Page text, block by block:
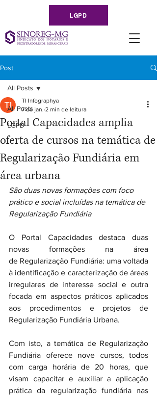
LGPD
Post
All Posts
LGPD
All Posts
Portal Capacidades amplia
oferta de cursos na temática de
Regularização Fundiária em
área urbana
TI Infographya
7 de jan. 2 min de leitura
São duas novas formações com foco
prático e social incluídas na temática de
Regularização Fundiária
O Portal Capacidades destaca duas
novas formações na área
de Regularização Fundiária: uma voltada
à identificação e caracterização de áreas
irregulares de interesse social e outra
focada em aspectos práticos aplicados
aos procedimentos e projetos de
Regularização Fundiária Urbana.
Com isto, a temática de Regularização
Fundiária oferece nove cursos, todos
com carga horária de 20 horas, que
visam capacitar e auxiliar a aplicação
prática da regularização fundiária nas